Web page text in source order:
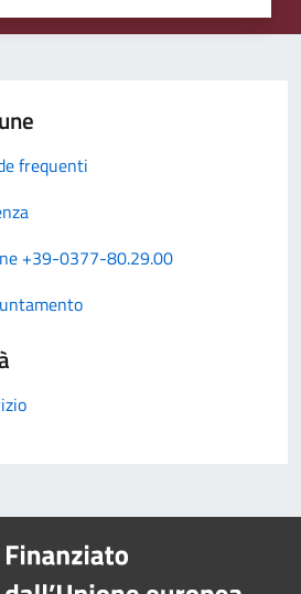
frequenti
+39-0377-80.29.00